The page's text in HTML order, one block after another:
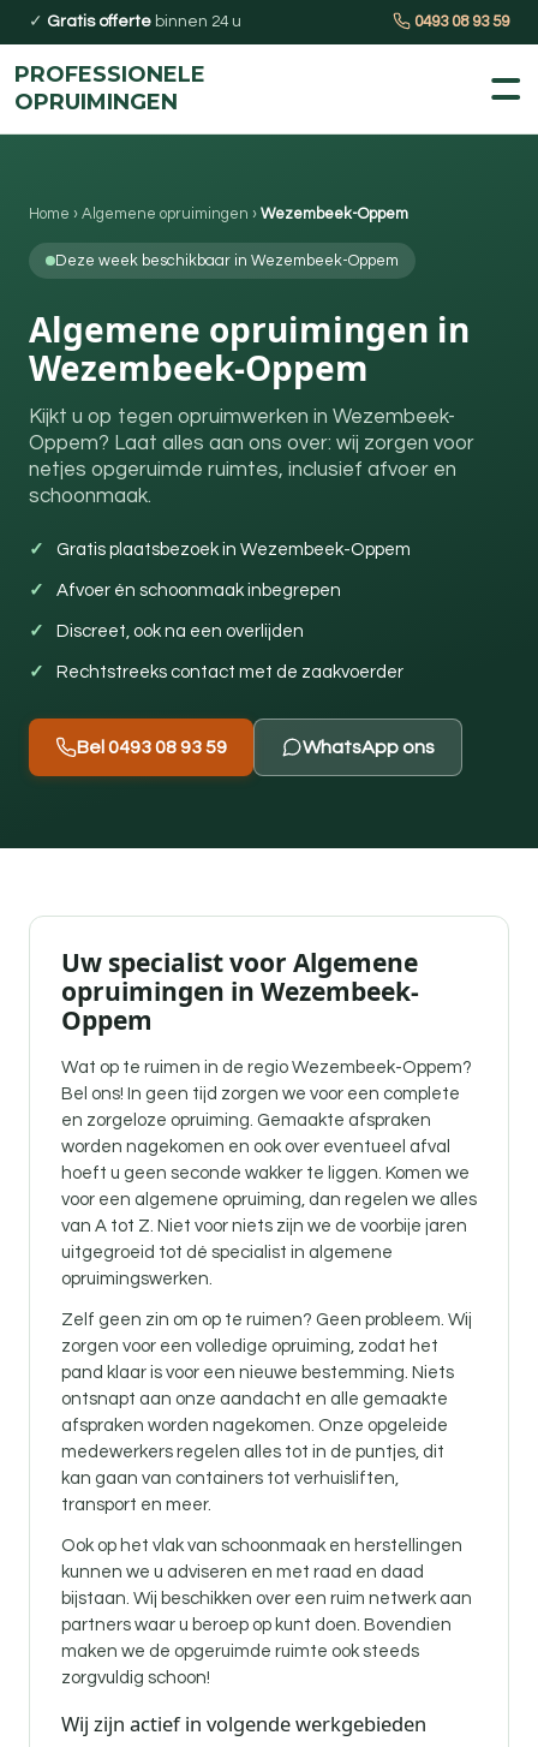
✓ Gratis offerte binnen 24 u 0493 08 93 59
PROFESSIONELE
OPRUIMINGEN
Home › Algemene opruimingen › Wezembeek-Oppem
Deze week beschikbaar in Wezembeek-Oppem
Algemene opruimingen in
Wezembeek-Oppem
Kijkt u op tegen opruimwerken in Wezembeek-
Oppem? Laat alles aan ons over: wij zorgen voor
netjes opgeruimde ruimtes, inclusief afvoer en
schoonmaak.
Gratis plaatsbezoek in Wezembeek-Oppem
Afvoer én schoonmaak inbegrepen
Discreet, ook na een overlijden
Rechtstreeks contact met de zaakvoerder
Bel 0493 08 93 59 WhatsApp ons
Uw specialist voor Algemene
opruimingen in Wezembeek-
Oppem
Wat op te ruimen in de regio Wezembeek-Oppem?
Bel ons! In geen tijd zorgen we voor een complete
en zorgeloze opruiming. Gemaakte afspraken
worden nagekomen en ook over eventueel afval
hoeft u geen seconde wakker te liggen. Komen we
voor een algemene opruiming, dan regelen we alles
van A tot Z. Niet voor niets zijn we de voorbije jaren
uitgegroeid tot dé specialist in algemene
opruimingswerken.
Zelf geen zin om op te ruimen? Geen probleem. Wij
zorgen voor een volledige opruiming, zodat het
pand klaar is voor een nieuwe bestemming. Niets
ontsnapt aan onze aandacht en alle gemaakte
afspraken worden nagekomen. Onze opgeleide
medewerkers regelen alles tot in de puntjes, dit
kan gaan van containers tot verhuisliften,
transport en meer.
Ook op het vlak van schoonmaak en herstellingen
kunnen we u adviseren en met raad en daad
bijstaan. Wij beschikken over een ruim netwerk aan
partners waar u beroep op kunt doen. Bovendien
maken we de opgeruimde ruimte ook steeds
zorgvuldig schoon!
Wij zijn actief in volgende werkgebieden